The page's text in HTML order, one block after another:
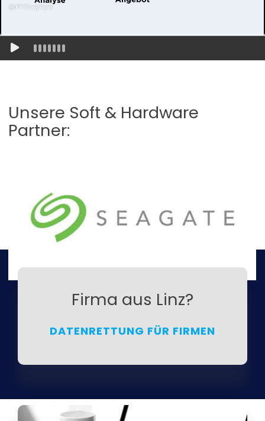
Unsere Soft & Hardware
Partner:
Firma aus Linz?
DATENRETTUNG FÜR FIRMEN